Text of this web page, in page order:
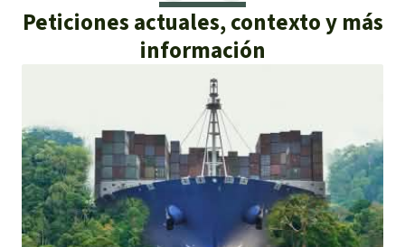
Peticiones actuales, contexto y más
información